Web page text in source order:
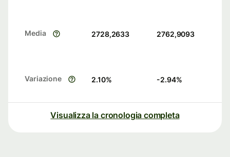
Media 2728,2633 2762,9093
Variazione 2.10% -2.94%
Visualizza la cronologia completa